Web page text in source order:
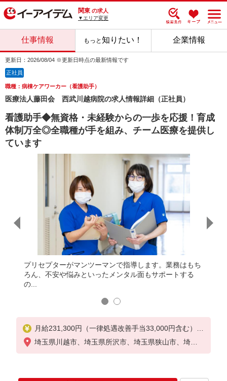
関東 の求人
▼エリア変更
仕事情報 もっと知りたい！ 企業情報
更新日：2026/08/04 ※更新日時点の最新情報です
正社員
職種：病棟ケアワーカー（看護助手）
医療法人藤田会 西武川越病院の求人情報詳細（正社員）
看護助手◆無資格・未経験からの一歩を応援！育成
体制万全◎全職種が手を組み、チーム医療を提供し
ています
プリセプターがマンツーマンで指導します。業務はもち
ろん、不安や悩みといったメンタル面もサポートする
の...
月給231,300円（一律処遇改善手当33,000円含む）〜
＋各種実績手当別途支給(下記にて詳細あり)
※介護経験者は経歴を考慮し優遇
◎夜勤手当12,000円×4回
埼玉県川越市、埼玉県所沢市、埼玉県狭山市、埼玉